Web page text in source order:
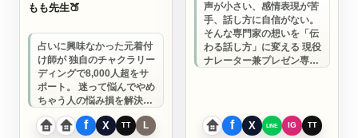
もも先生🍑
占いに興味なかった元着付
け師が 独自のチャクラリー
ディングで8,000人超をサ
ポート。 迷って悩んでやめ
ちゃう人の悩み損を解決
し、 自分で判断できる人に
なるお手…
声が小さい、感情表現が苦
手、話し方に自信がない。
そんな専門家の想いを「伝
わる話し方」に変える 現役
ナレーター兼プレゼン専門